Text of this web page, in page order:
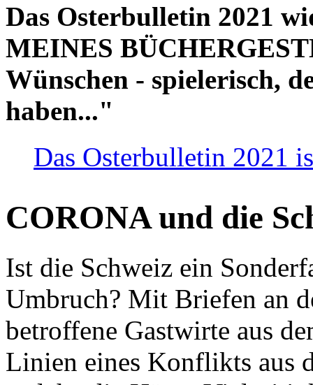
Das Osterbulletin 2021
MEINES
Wünschen - spielerisch,
haben..."
Das Osterbulletin 2021
CORONA und die
Ist die Schweiz ein
Umbruch? Mit Briefen an
betroffene Gastwirte aus
Linien eines Konflikts aus